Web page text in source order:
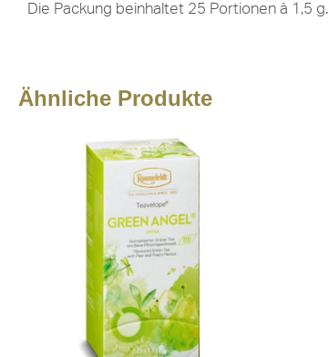
Die Packung beinhaltet 25 Portionen à 1,5 g.
Ähnliche Produkte